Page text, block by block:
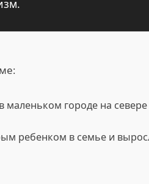
городе на севере
ребенком в семье и